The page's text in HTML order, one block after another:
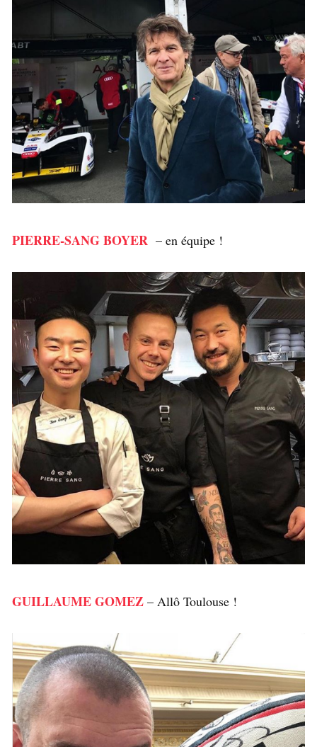
PIERRE-SANG BOYER – en équipe !
GUILLAUME GOMEZ – Allô Toulouse !